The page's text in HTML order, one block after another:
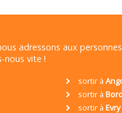
adressons aux personnes
nous vite !
sortir à
sortir à
sortir à Evry